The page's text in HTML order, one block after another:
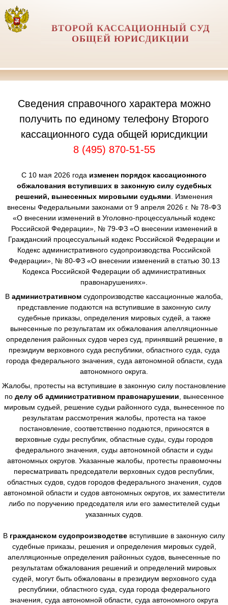
ВТОРОЙ КАССАЦИОННЫЙ СУД
ОБЩЕЙ ЮРИСДИКЦИИ
Сведения справочного характера можно
получить по единому телефону Второго
кассационного суда общей юрисдикции
8 (495) 870-51-55
С 10 мая 2026 года изменен порядок кассационного
обжалования вступивших в законную силу судебных
решений, вынесенных мировыми судьями . Изменения
внесены Федеральными законами от 9 апреля 2026 г. № 78-ФЗ
«О внесении изменений в Уголовно-процессуальный кодекс
Российской Федерации», № 79-ФЗ «О внесении изменений в
Гражданский процессуальный кодекс Российской Федерации и
Кодекс административного судопроизводства Российской
Федерации», № 80-ФЗ «О внесении изменений в статью 30.13
Кодекса Российской Федерации об административных
правонарушениях».
В административном судопроизводстве кассационные жалоба,
представление подаются на вступившие в законную силу
судебные приказы, определения мировых судей, а также
вынесенные по результатам их обжалования апелляционные
определения районных судов через суд, принявший решение, в
президиум верховного суда республики, областного суда, суда
города федерального значения, суда автономной области, суда
автономного округа.
Жалобы, протесты на вступившие в законную силу постановление
по делу об административном правонарушении , вынесенное
мировым судьей, решение судьи районного суда, вынесенное по
результатам рассмотрения жалобы, протеста на такое
постановление, соответственно подаются, приносятся в
верховные суды республик, областные суды, суды городов
федерального значения, суды автономной области и суды
автономных округов. Указанные жалобы, протесты правомочны
пересматривать председатели верховных судов республик,
областных судов, судов городов федерального значения, судов
автономной области и судов автономных округов, их заместители
либо по поручению председателя или его заместителей судьи
указанных судов.
В гражданском судопроизводстве вступившие в законную силу
судебные приказы, решения и определения мировых судей,
апелляционные определения районных судов, вынесенные по
результатам обжалования решений и определений мировых
судей, могут быть обжалованы в президиум верховного суда
республики, областного суда, суда города федерального
значения, суда автономной области, суда автономного округа